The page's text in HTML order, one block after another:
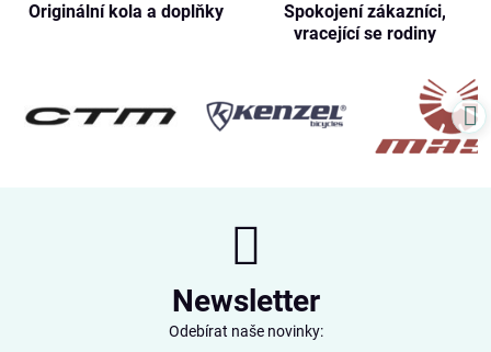
Originální kola a doplňky
Spokojení zákazníci,
vracející se rodiny
Newsletter
Odebírat naše novinky: